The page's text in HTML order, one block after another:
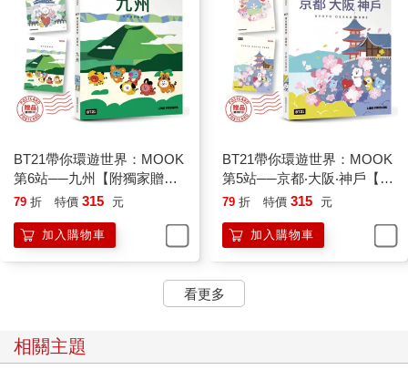
BT21帶你環遊世界：MOOK
第6站──九州【附獨家贈
品】
79 折 特價 315 元
加入購物車
BT21帶你環遊世界：MOOK
第5站──京都‧大阪‧神戶【附
獨家贈品】
79 折 特價 315 元
加入購物車
看更多
相關主題